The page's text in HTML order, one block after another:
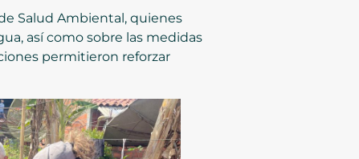
Salud Ambiental, quienes
así como sobre las medidas
permitieron reforzar